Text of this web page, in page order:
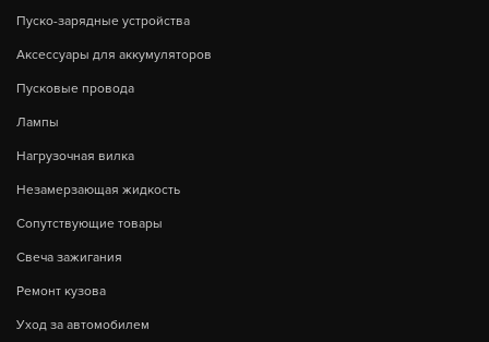
Пуско-зарядные устройства
Аксессуары для аккумуляторов
Пусковые провода
Лампы
Нагрузочная вилка
Незамерзающая жидкость
Сопутствующие товары
Свеча зажигания
Ремонт кузова
Уход за автомобилем